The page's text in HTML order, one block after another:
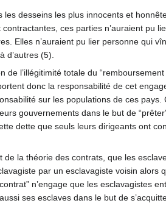
desseins les plus innocents et
ces parties n’auraient pu
Elles n’auraient pu lier personne qui
d’autres (5).
de l’illégitimité totale du
donc la responsabilité de cet
sur les populations de ces
gouvernements dans le but de
dette que seuls leurs dirigeants ont
la théorie des contrats, que les
par un esclavagiste voisin
n’engage que les esclavagistes
ses esclaves dans le but de